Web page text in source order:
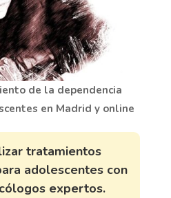
de la dependencia
en Madrid y online
tratamientos
adolescentes con
expertos.